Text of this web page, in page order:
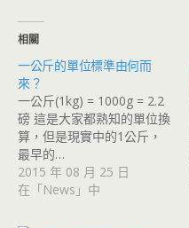
相關
一公斤的單位標準由何而
來？
一公斤(1kg) = 1000g = 2.2
磅 這是大家都熟知的單位換
算，但是現實中的1公斤，
最早的…
2015 年 08 月 25 日
在「News」中